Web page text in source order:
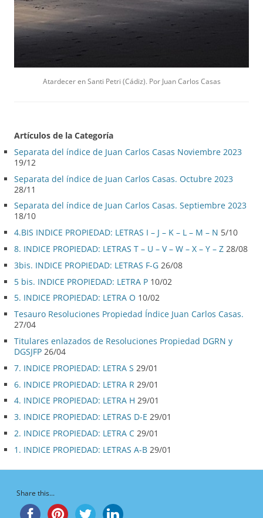
Atardecer en Santi Petri (Cádiz). Por Juan Carlos Casas
Artículos de la Categoría
Separata del índice de Juan Carlos Casas Noviembre 2023
19/12
Separata del índice de Juan Carlos Casas. Octubre 2023
28/11
Separata del índice de Juan Carlos Casas. Septiembre 2023
18/10
4.BIS INDICE PROPIEDAD: LETRAS I – J – K – L – M – N 5/10
8. INDICE PROPIEDAD: LETRAS T – U – V – W – X – Y – Z 28/08
3bis. INDICE PROPIEDAD: LETRAS F-G 26/08
5 bis. INDICE PROPIEDAD: LETRA P 10/02
5. INDICE PROPIEDAD: LETRA O 10/02
Tesauro Resoluciones Propiedad Índice Juan Carlos Casas.
27/04
Titulares enlazados de Resoluciones Propiedad DGRN y
DGSJFP 26/04
7. INDICE PROPIEDAD: LETRA S 29/01
6. INDICE PROPIEDAD: LETRA R 29/01
4. INDICE PROPIEDAD: LETRA H 29/01
3. INDICE PROPIEDAD: LETRAS D-E 29/01
2. INDICE PROPIEDAD: LETRA C 29/01
1. INDICE PROPIEDAD: LETRAS A-B 29/01
Share this...